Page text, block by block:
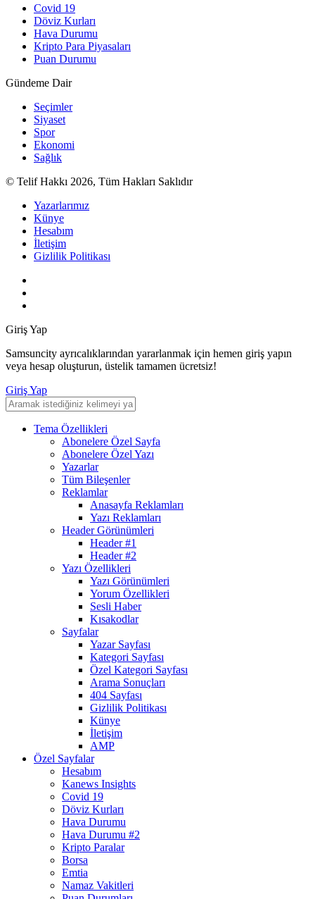
Covid 19
Döviz Kurları
Hava Durumu
Kripto Para Piyasaları
Puan Durumu
Gündeme Dair
Seçimler
Siyaset
Spor
Ekonomi
Sağlık
© Telif Hakkı 2026, Tüm Hakları Saklıdır
Yazarlarımız
Künye
Hesabım
İletişim
Gizlilik Politikası
Giriş Yap
Samsuncity ayrıcalıklarından yararlanmak için hemen giriş yapın
veya hesap oluşturun, üstelik tamamen ücretsiz!
Giriş Yap
Tema Özellikleri
Abonelere Özel Sayfa
Abonelere Özel Yazı
Yazarlar
Tüm Bileşenler
Reklamlar
Anasayfa Reklamları
Yazı Reklamları
Header Görünümleri
Header #1
Header #2
Yazı Özellikleri
Yazı Görünümleri
Yorum Özellikleri
Sesli Haber
Kısakodlar
Sayfalar
Yazar Sayfası
Kategori Sayfası
Özel Kategori Sayfası
Arama Sonuçları
404 Sayfası
Gizlilik Politikası
Künye
İletişim
AMP
Özel Sayfalar
Hesabım
Kanews Insights
Covid 19
Döviz Kurları
Hava Durumu
Hava Durumu #2
Kripto Paralar
Borsa
Emtia
Namaz Vakitleri